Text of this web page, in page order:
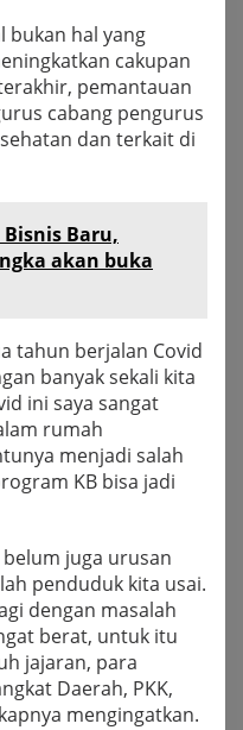
bukan hal yang
cakupan
pemantauan
cabang pengurus
dan terkait di
Baru,
akan buka
tahun berjalan Covid
banyak sekali kita
ini saya sangat
rumah
menjadi salah
KB bisa jadi
juga urusan
penduduk kita usai.
dengan masalah
berat, untuk itu
jajaran, para
Daerah, PKK,
mengingatkan.